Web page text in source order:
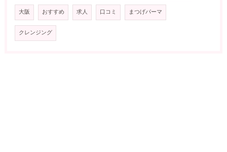
大阪 おすすめ 求人 口コミ まつげパーマ
クレンジング